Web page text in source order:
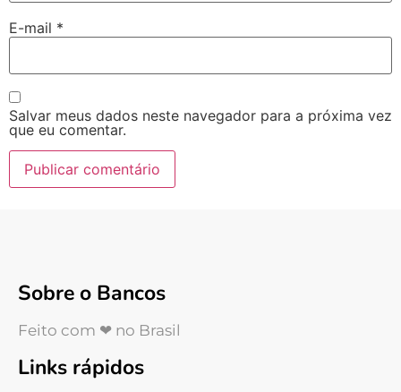
E-mail *
Salvar meus dados neste navegador para a próxima vez
que eu comentar.
Sobre o Bancos
Feito com ❤ no Brasil
Links rápidos